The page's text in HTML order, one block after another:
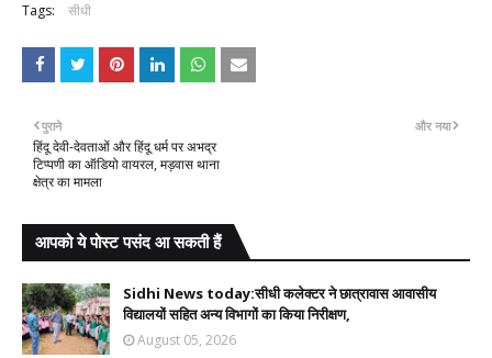
Tags: सीधी
और नया
पुराने
हिंदू देवी-देवताओं और हिंदू धर्म पर अभद्र
टिप्पणी का ऑडियो वायरल, मड़वास थाना
क्षेत्र का मामला
आपको ये पोस्ट पसंद आ सकती हैं
Sidhi News today:सीधी कलेक्टर ने छात्रावास आवासीय
विद्यालयों सहित अन्य विभागों का किया निरीक्षण,
August 05, 2026